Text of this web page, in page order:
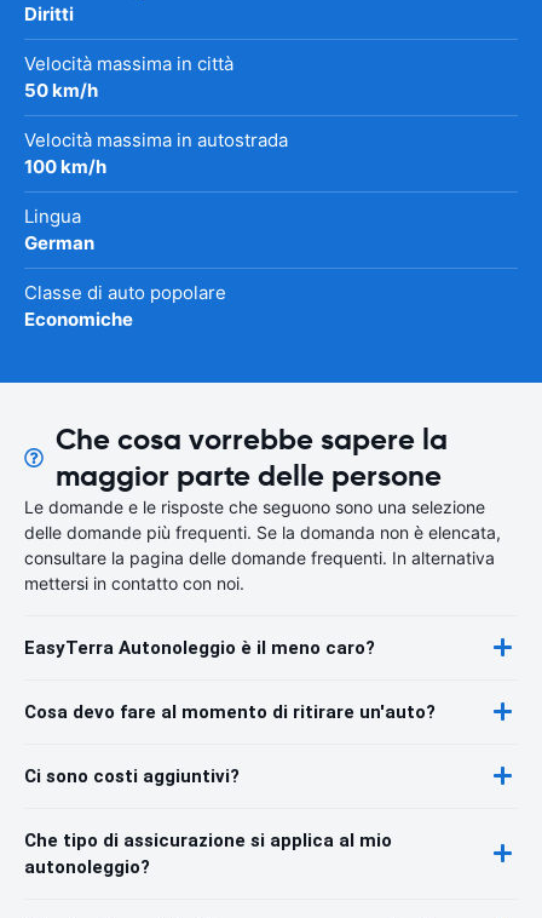
Diritti
Velocità massima in città
50 km/h
Velocità massima in autostrada
100 km/h
Lingua
German
Classe di auto popolare
Economiche
Che cosa vorrebbe sapere la
maggior parte delle persone
Le domande e le risposte che seguono sono una selezione
delle domande più frequenti. Se la domanda non è elencata,
consultare la pagina delle domande frequenti. In alternativa
mettersi in contatto con noi.
EasyTerra Autonoleggio è il meno caro?
Cosa devo fare al momento di ritirare un'auto?
Ci sono costi aggiuntivi?
Che tipo di assicurazione si applica al mio
autonoleggio?